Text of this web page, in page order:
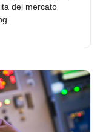
del mercato